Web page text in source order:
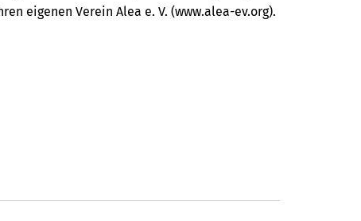
eigenen Verein Alea e. V. (www.alea-ev.org).